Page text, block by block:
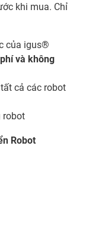
khi mua. Chỉ
của igus®
và không
cả các robot
robot
Robot